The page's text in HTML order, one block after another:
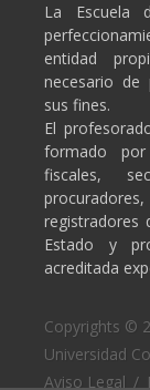
La Escuela
entidad
necesario de
sus fines.
El
formado
fiscales,
registradores
Estado y
acreditada
Copyrights ©
Universidad
Aviso Legal /